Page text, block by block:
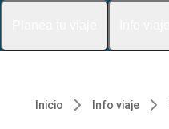
Inicio Info viaje